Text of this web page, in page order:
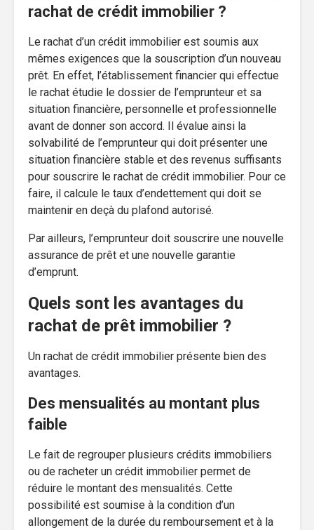
rachat de crédit immobilier ?
Le rachat d’un crédit immobilier est soumis aux
mêmes exigences que la souscription d’un nouveau
prêt. En effet, l’établissement financier qui effectue
le rachat étudie le dossier de l’emprunteur et sa
situation financière, personnelle et professionnelle
avant de donner son accord. Il évalue ainsi la
solvabilité de l’emprunteur qui doit présenter une
situation financière stable et des revenus suffisants
pour souscrire le rachat de crédit immobilier. Pour ce
faire, il calcule le taux d’endettement qui doit se
maintenir en deçà du plafond autorisé.
Par ailleurs, l’emprunteur doit souscrire une nouvelle
assurance de prêt et une nouvelle garantie
d’emprunt.
Quels sont les avantages du
rachat de prêt immobilier ?
Un rachat de crédit immobilier présente bien des
avantages.
Des mensualités au montant plus
faible
Le fait de regrouper plusieurs crédits immobiliers
ou de racheter un crédit immobilier permet de
réduire le montant des mensualités. Cette
possibilité est soumise à la condition d’un
allongement de la durée du remboursement et à la